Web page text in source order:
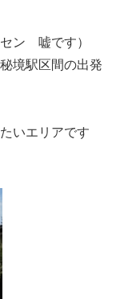
セン 嘘です）
境駅区間の出発
いエリアです